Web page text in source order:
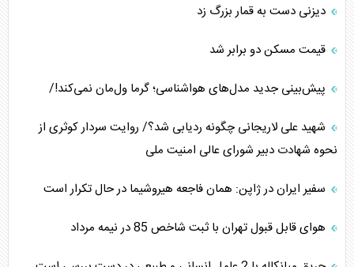
دیزنی دست به قمار بزرگ زد
قیمت مسکن دو برابر شد
پیش‌بینی جدید مدل‌های هواشناسی؛ گرما ول‌مان نمی‌کند!/
شهید علی لاریجانی چگونه ردیابی شد؟/ روایت سردار کوثری از
نحوه شهادت دبیر شورای عالی امنیت ملی
سفیر ایران در ژاپن: همان فاجعه هیروشیما در حال تکرار است
هوای قابل قبول تهران با ثبت شاخص 85 در نیمه مرداد